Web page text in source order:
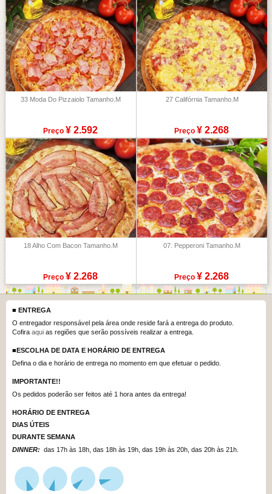
33 Moda Do Pizzaiolo Tamanho.M
Preço ¥ 2.592
27 Califórnia Tamanho.M
Preço ¥ 2.268
18 Alho Com Bacon Tamanho.M
Preço ¥ 2.268
07. Pepperoni Tamanho.M
Preço ¥ 2.268
■ ENTREGA
O entregador responsável pela área onde reside fará a entrega do produto.
Cofira aqui as regiões que serão possíveis realizar a entrega.
■ESCOLHA DE DATA E HORÁRIO DE ENTREGA
Defina o dia e horário de entrega no momento em que efetuar o pedido.
IMPORTANTE!!
Os pedidos poderão ser feitos até 1 hora antes da entrega!
HORÁRIO DE ENTREGA
DIAS ÚTEIS
DURANTE SEMANA
DINNER: das 17h às 18h, das 18h às 19h, das 19h às 20h, das 20h às 21h.